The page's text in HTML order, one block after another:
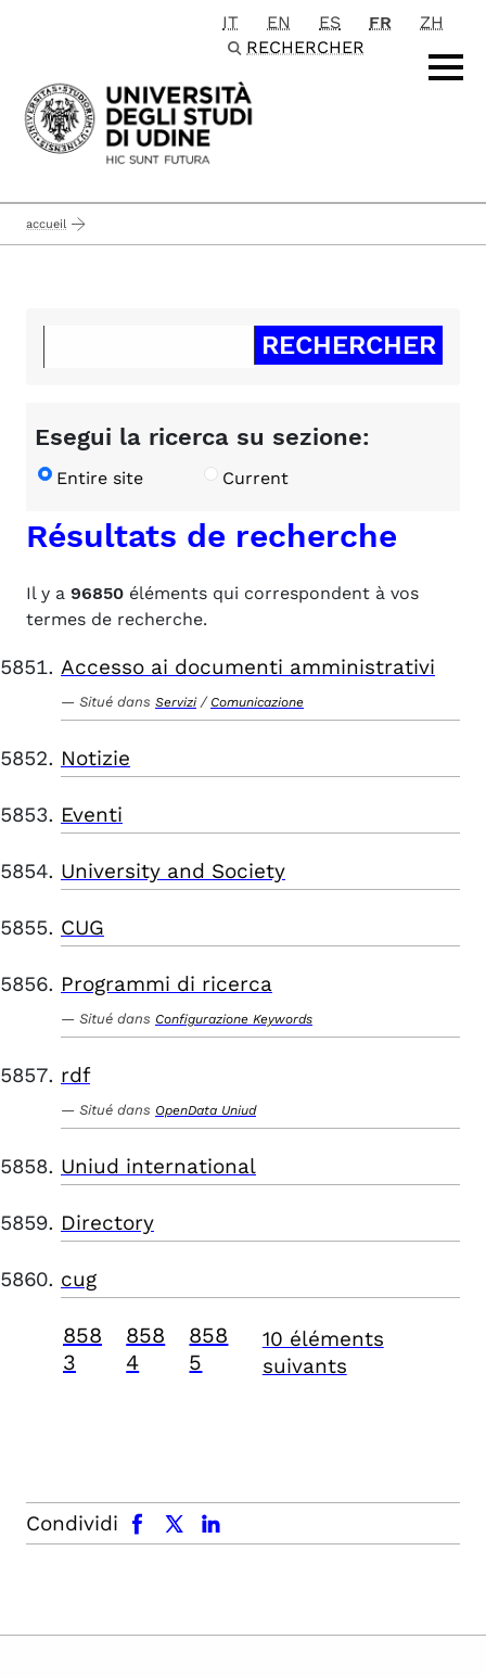
Passa al contenuto principale
IT EN ES FR
ZH
RECHERCHER
accueil
Esegui la ricerca su sezione:
Entire site Current
Résultats de recherche
Il y a 96850 éléments qui correspondent à vos
termes de recherche.
Accesso ai documenti amministrativi
Situé dans Servizi / Comunicazione
Notizie
Eventi
University and Society
CUG
Programmi di ricerca
Situé dans Configurazione Keywords
rdf
Situé dans OpenData Uniud
Uniud international
Directory
cug
858
3
858
4
858
5
10 éléments
suivants
Condividi
facebook x.com linkedin